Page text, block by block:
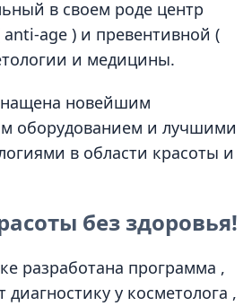
в своем роде центр
anti-age ) и превентивной (
и медицины.
новейшим
оборудованием и лучшими
в области красоты и
без здоровья!
разработана программа ,
диагностику у косметолога ,